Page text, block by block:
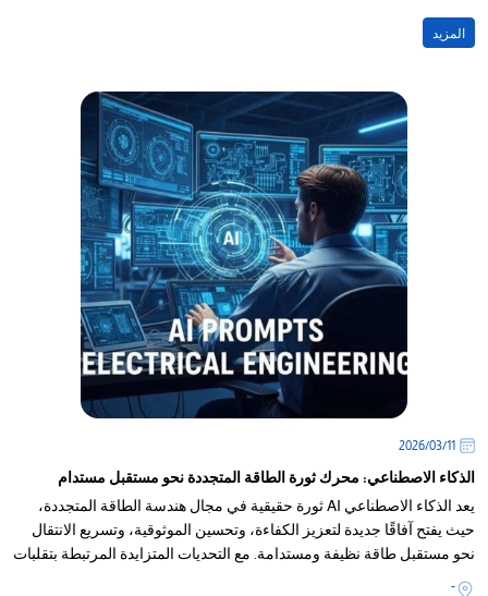
المزيد
11‏/03‏/2026
الذكاء الاصطناعي: محرك ثورة الطاقة المتجددة نحو مستقبل مستدام
يعد الذكاء الاصطناعي AI ثورة حقيقية في مجال هندسة الطاقة المتجددة،
حيث يفتح آفاقًا جديدة لتعزيز الكفاءة، وتحسين الموثوقية، وتسريع الانتقال
نحو مستقبل طاقة نظيفة ومستدامة. مع التحديات المتزايدة المرتبطة بتقلبات
إنتاج الطاقة المتجددة
-